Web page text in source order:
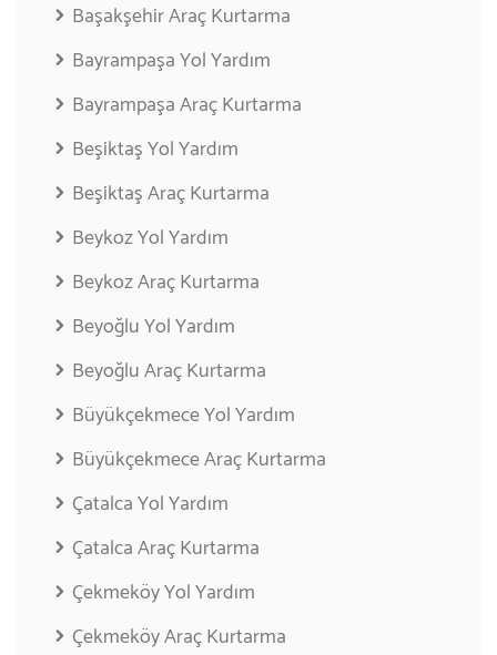
Başakşehir Araç Kurtarma
Bayrampaşa Yol Yardım
Bayrampaşa Araç Kurtarma
Beşiktaş Yol Yardım
Beşiktaş Araç Kurtarma
Beykoz Yol Yardım
Beykoz Araç Kurtarma
Beyoğlu Yol Yardım
Beyoğlu Araç Kurtarma
Büyükçekmece Yol Yardım
Büyükçekmece Araç Kurtarma
Çatalca Yol Yardım
Çatalca Araç Kurtarma
Çekmeköy Yol Yardım
Çekmeköy Araç Kurtarma